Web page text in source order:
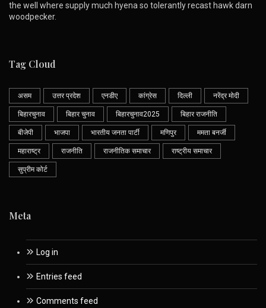
the well where supply much hyena so tolerantly recast hawk darn
woodpecker.
Tag Cloud
असम उत्तर प्रदेश एनडीए कांग्रेस दिल्ली नरेंद्र मोदी
बिहारचुनाव बिहार चुनाव बिहारचुनाव2025 बिहार राजनीति
बीजेपी भाजपा भारतीय जनता पार्टी मणिपुर ममता बनर्जी
महाराष्ट्र राजनीति राजनीतिक समाचार राष्ट्रीय समाचार
सुप्रीम कोर्ट
Meta
Log in
Entries feed
Comments feed